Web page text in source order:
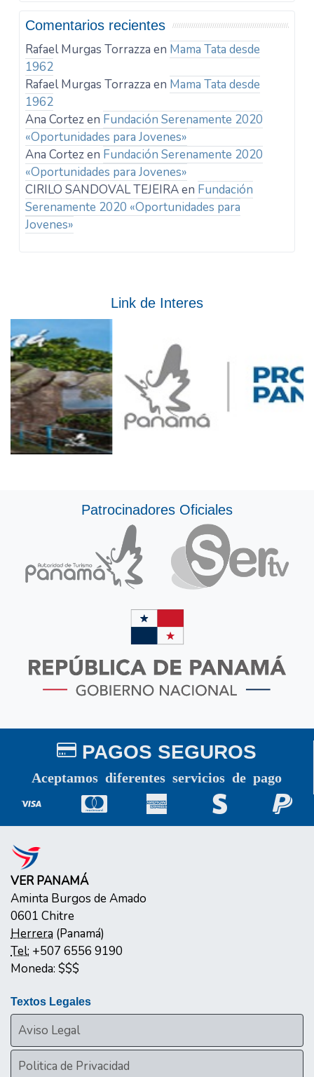
Comentarios recientes
Rafael Murgas Torrazza en Mama Tata desde
1962
Rafael Murgas Torrazza en Mama Tata desde
1962
Ana Cortezen Fundación Serenamente 2020
«Oportunidades para Jovenes»
Ana Cortezen Fundación Serenamente 2020
«Oportunidades para Jovenes»
CIRILO SANDOVAL TEJEIRAen Fundación
Serenamente 2020 «Oportunidades para
Jovenes»
Link de Interes
Patrocinadores Oficiales
PAGOS SEGUROS
Aceptamos diferentes servicios de pago
VER PANAMÁ
Aminta Burgos de Amado
0601 Chitre
Herrera (Panamá)
Tel: +507 6556 9190
Moneda: $$$
Textos Legales
Aviso Legal
Politica de Privacidad